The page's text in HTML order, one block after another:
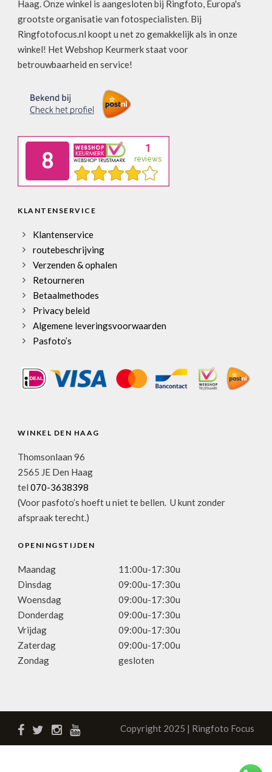
Haag. Onze winkel is aangesloten bij Ringfoto, Europa's
grootste organisatie van fotospecialisten. Bij
Ringfotofocus.nl koopt u net zo gemakkelijk als in onze
winkel! Het Webshop Keurmerk staat voor
betrouwbaarheid en service!
KLANTENSERVICE
Klantenservice
routebeschrijving
Verzenden & ophalen
Retourneren
Betaalmethodes
Privacy beleid
Algemene leveringsvoorwaarden
Pasfoto’s
WINKEL DEN HAAG
Thomsonlaan 96
2565 JE Den Haag
tel 070-3638398
(Voor pasfoto’s hoeft u niet te bellen. U kunt zonder
afspraak terecht.)
OPENINGSTIJDEN
Maandag
11:00u-17:30u
Dinsdag
09:00u-17:30u
Woensdag
09:00u-17:30u
Donderdag
09:00u-17:30u
Vrijdag
09:00u-17:30u
Zaterdag
09:00u-17:00u
Zondag
gesloten
Copyright 2025 | Ringfoto Focus